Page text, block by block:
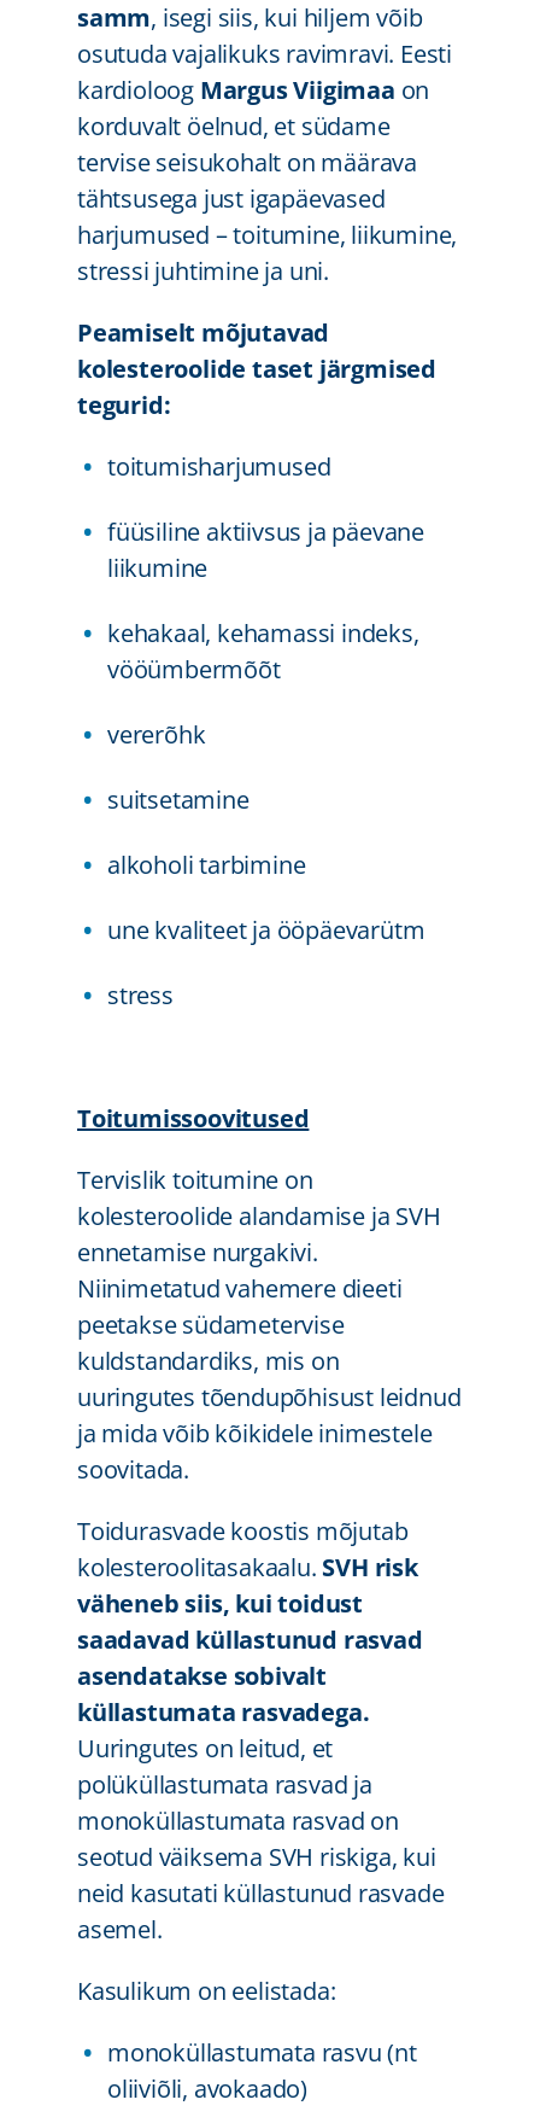
samm, isegi siis, kui hiljem võib
osutuda vajalikuks ravimravi. Eesti
kardioloog Margus Viigimaa on
korduvalt öelnud, et südame
tervise seisukohalt on määrava
tähtsusega just igapäevased
harjumused – toitumine, liikumine,
stressi juhtimine ja uni.
Peamiselt mõjutavad
kolesteroolide taset järgmised
tegurid:
toitumisharjumused
füüsiline aktiivsus ja päevane
liikumine
kehakaal, kehamassi indeks,
vööümbermõõt
vererõhk
suitsetamine
alkoholi tarbimine
une kvaliteet ja ööpäevarütm
stress
Toitumissoovitused
Tervislik toitumine on
kolesteroolide alandamise ja SVH
ennetamise nurgakivi.
Niinimetatud vahemere dieeti
peetakse südametervise
kuldstandardiks, mis on
uuringutes tõendupõhisust leidnud
ja mida võib kõikidele inimestele
soovitada.
Toidurasvade koostis mõjutab
kolesteroolitasakaalu. SVH risk
väheneb siis, kui toidust
saadavad küllastunud rasvad
asendatakse sobivalt
küllastumata rasvadega.
Uuringutes on leitud, et
polüküllastumata rasvad ja
monoküllastumata rasvad on
seotud väiksema SVH riskiga, kui
neid kasutati küllastunud rasvade
asemel.
Kasulikum on eelistada:
monoküllastumata rasvu (nt
oliiviõli, avokaado)